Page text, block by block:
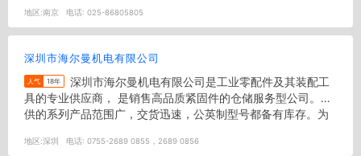
地区:南京 电话: 025-86805805
深圳市海尔曼机电有限公司
人气 18年
具的专业供应商， 是销售高品质紧固件的仓储服务型公司。提
供的系列产品范围广，交货迅速，公英制型号都备有库存。为
地区:深圳 电话: 0755-2689 0855，2689 0856